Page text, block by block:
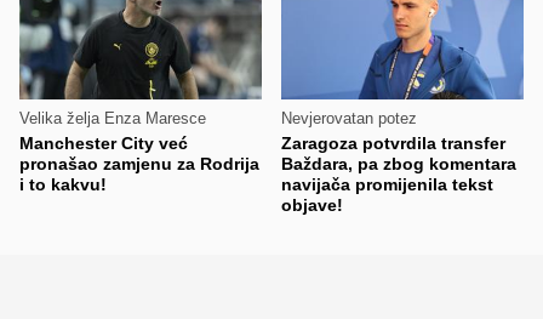
Velika želja Enza Maresce
Manchester City već
pronašao zamjenu za Rodrija
i to kakvu!
Nevjerovatan potez
Zaragoza potvrdila transfer
Baždara, pa zbog komentara
navijača promijenila tekst
objave!